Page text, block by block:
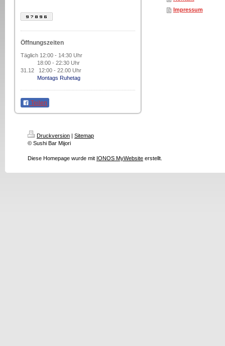
Öffnungszeiten
Täglich 12:00 - 14:30 Uhr
18:00 - 22:30 Uhr
31.12 12:00 - 22.00 Uhr
Montags Ruhetag
Teilen
Impressum
Druckversion | Sitemap
© Sushi Bar Mijori
Diese Homepage wurde mit IONOS MyWebsite erstellt.